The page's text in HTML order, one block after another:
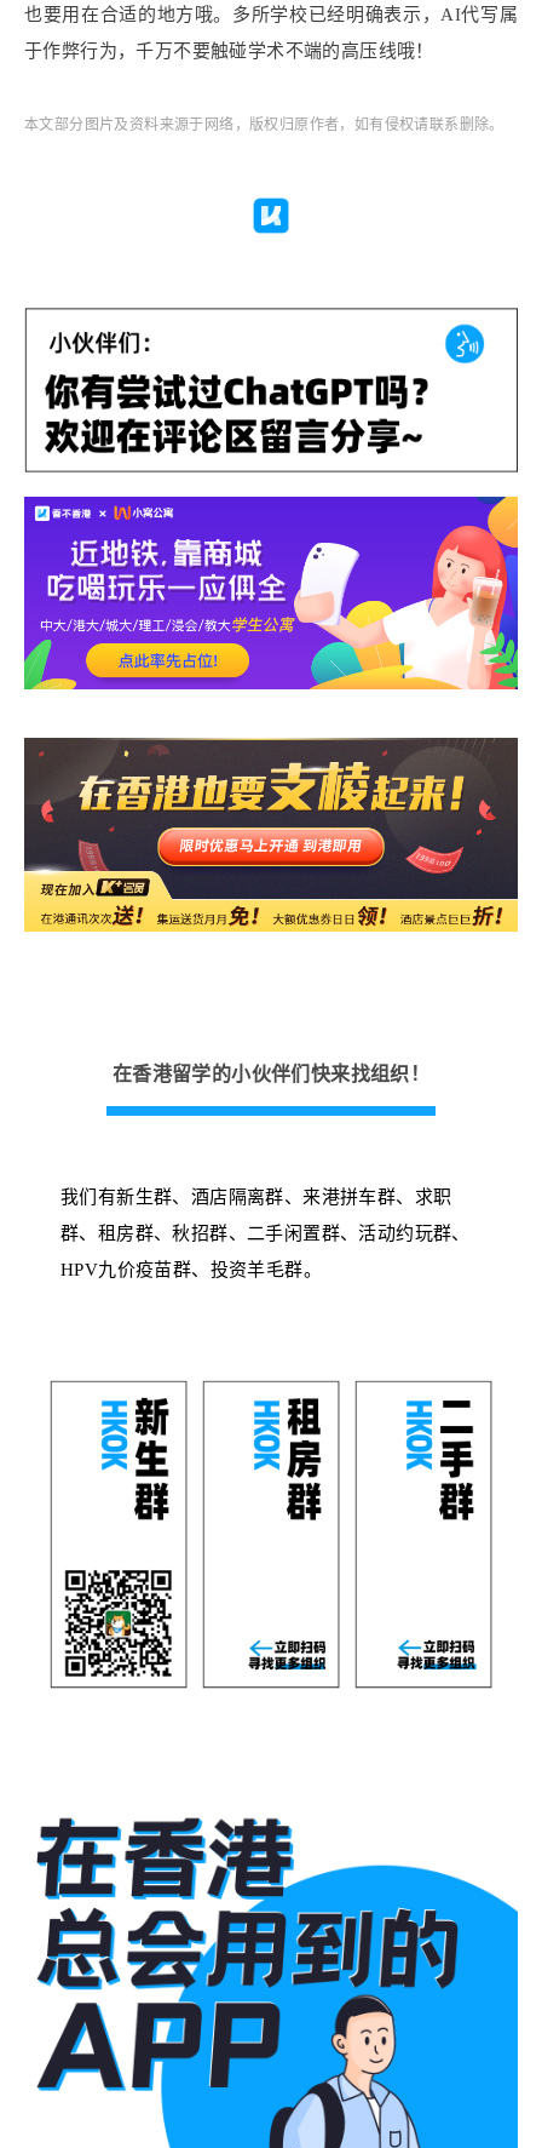
也要用在合适的地方哦。多所学校已经明确表示，AI代写属
于作弊行为，千万不要触碰学术不端的高压线哦！
本文部分图片及资料来源于网络，版权归原作者，如有侵权请联系删除。
在香港留学的小伙伴们快来找组织！
我们有新生群、酒店隔离群、来港拼车群、求职
群、租房群、秋招群、二手闲置群、活动约玩群、
HPV九价疫苗群、投资羊毛群。